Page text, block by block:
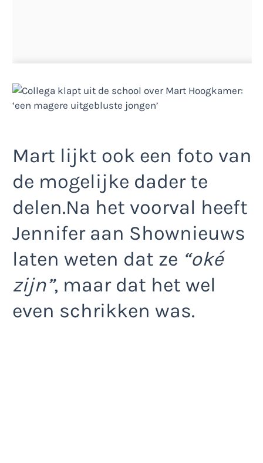
Mart lijkt ook een foto van
de mogelijke dader te
delen.Na het voorval heeft
Jennifer aan Shownieuws
laten weten dat ze “oké
zijn”, maar dat het wel
even schrikken was.